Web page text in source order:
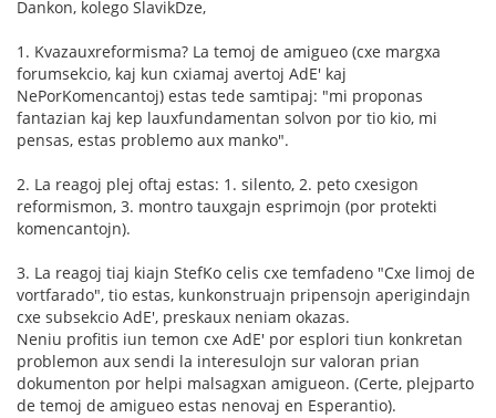
Dankon, kolego SlavikDze,
1. Kvazauxreformisma? La temoj de amigueo (cxe margxa
forumsekcio, kaj kun cxiamaj avertoj AdE' kaj
NePorKomencantoj) estas tede samtipaj: "mi proponas
fantazian kaj kep lauxfundamentan solvon por tio kio, mi
pensas, estas problemo aux manko".
2. La reagoj plej oftaj estas: 1. silento, 2. peto cxesigon
reformismon, 3. montro tauxgajn esprimojn (por protekti
komencantojn).
3. La reagoj tiaj kiajn StefKo celis cxe temfadeno "Cxe limoj de
vortfarado", tio estas, kunkonstruajn pripensojn aperigindajn
cxe subsekcio AdE', preskaux neniam okazas.
Neniu profitis iun temon cxe AdE' por esplori tiun konkretan
problemon aux sendi la interesulojn sur valoran prian
dokumenton por helpi malsagxan amigueon. (Certe, plejparto
de temoj de amigueo estas nenovaj en Esperantio).